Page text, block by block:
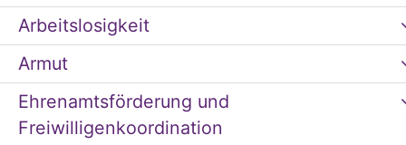
Arbeitslosigkeit
Armut
Ehrenamtsförderung und
Freiwilligenkoordination